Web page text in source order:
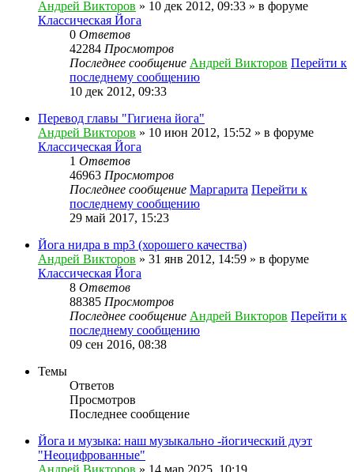
Андрей Викторов » 10 дек 2012, 09:33 » в форуме
Классическая Йога
0 Ответов
42284 Просмотров
Последнее сообщение Андрей Викторов Перейти к
последнему сообщению
10 дек 2012, 09:33
Перевод главы "Гигиена йога"
Андрей Викторов » 10 июн 2012, 15:52 » в форуме
Классическая Йога
1 Ответов
46963 Просмотров
Последнее сообщение Маргарита Перейти к
последнему сообщению
29 май 2017, 15:23
Йога нидра в mp3 (хорошего качества)
Андрей Викторов » 31 янв 2012, 14:59 » в форуме
Классическая Йога
8 Ответов
88385 Просмотров
Последнее сообщение Андрей Викторов Перейти к
последнему сообщению
09 сен 2016, 08:38
Темы
Ответов
Просмотров
Последнее сообщение
Йога и музыка: наш музыкально -йогический дуэт
"Неоцифрованные"
Андрей Викторов » 14 мар 2025, 10:19